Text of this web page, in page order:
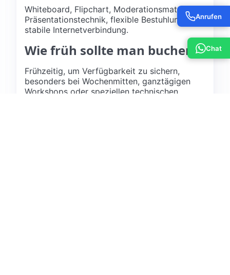
Whiteboard, Flipchart, Moderationsmaterial,
Präsentationstechnik, flexible Bestuhlung und
stabile Internetverbindung.
Wie früh sollte man buchen?
Frühzeitig, um Verfügbarkeit zu sichern,
besonders bei Wochenmitten, ganztägigen
Workshops oder speziellen technischen
Anrufen
Chat